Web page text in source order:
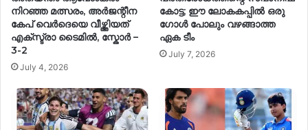
നിറഞ്ഞ മത്സരം, അർജന്റീന
കേപ് വെർദെയെ വീഴ്ത്തിയത്
എക്‌സ്ട്രാ ടൈമിൽ, സ്കോർ –
3-2
July 4, 2026
കോട്ട; ഈ ലോകകപ്പിൽ ഒരു
ഗോൾ പോലും വഴങ്ങാത്ത
ഏക ടീം
July 7, 2026